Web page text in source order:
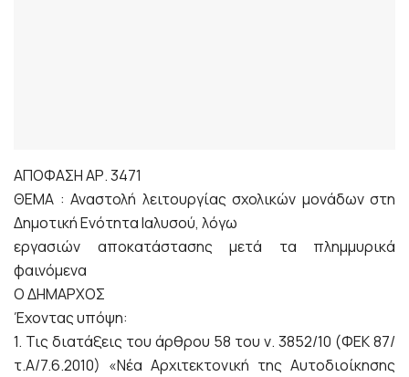
ΑΠΟΦΑΣΗ ΑΡ. 3471
ΘΕΜΑ : Αναστολή λειτουργίας σχολικών μονάδων στη
Δημοτική Ενότητα Ιαλυσού, λόγω
εργασιών αποκατάστασης μετά τα πλημμυρικά
φαινόμενα
Ο ΔΗΜΑΡΧΟΣ
Έχοντας υπόψη:
1. Τις διατάξεις του άρθρου 58 του ν. 3852/10 (ΦΕΚ 87/
τ.Α/7.6.2010) «Νέα Αρχιτεκτονική της Αυτοδιοίκησης